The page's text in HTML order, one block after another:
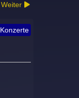
Weiter
Konzerte